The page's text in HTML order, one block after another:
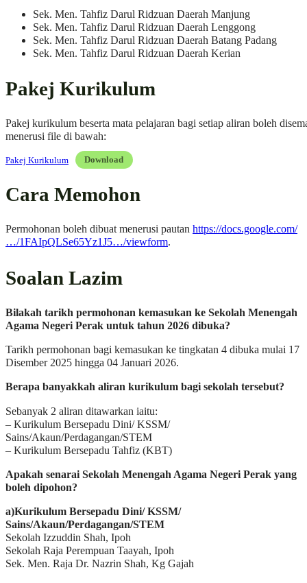
Sek. Men. Tahfiz Darul Ridzuan Daerah Manjung
Sek. Men. Tahfiz Darul Ridzuan Daerah Lenggong
Sek. Men. Tahfiz Darul Ridzuan Daerah Batang Padang
Sek. Men. Tahfiz Darul Ridzuan Daerah Kerian
Pakej Kurikulum
Pakej kurikulum beserta mata pelajaran bagi setiap aliran boleh
menerusi file di bawah:
Pakej Kurikulum Download
Cara Memohon
Permohonan boleh dibuat menerusi pautan https://docs.google.com/
…/1FAIpQLSe65Yz1J5…/viewform.
Soalan Lazim
Bilakah tarikh permohonan kemasukan ke Sekolah Menengah
Agama Negeri Perak untuk tahun 2026 dibuka?
Tarikh permohonan bagi kemasukan ke tingkatan 4 dibuka mulai 17
Disember 2025 hingga 04 Januari 2026.
Berapa banyakkah aliran kurikulum bagi sekolah tersebut?
Sebanyak 2 aliran ditawarkan iaitu:
– Kurikulum Bersepadu Dini/ KSSM/
Sains/Akaun/Perdagangan/STEM
– Kurikulum Bersepadu Tahfiz (KBT)
Apakah senarai Sekolah Menengah Agama Negeri Perak yang
boleh dipohon?
a)Kurikulum Bersepadu Dini/ KSSM/
Sains/Akaun/Perdagangan/STEM
Sekolah Izzuddin Shah, Ipoh
Sekolah Raja Perempuan Taayah, Ipoh
Sek. Men. Raja Dr. Nazrin Shah, Kg Gajah